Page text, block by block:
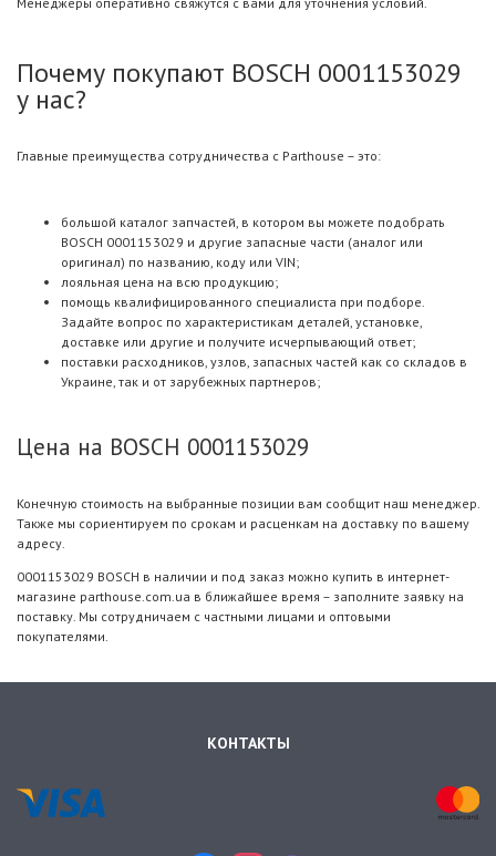
Почему покупают BOSCH 0001153029
у нас?
Главные преимущества сотрудничества с Parthouse – это:
большой каталог запчастей, в котором вы можете подобрать
BOSCH 0001153029 и другие запасные части (аналог или
оригинал) по названию, коду или VIN;
лояльная цена на всю продукцию;
помощь квалифицированного специалиста при подборе.
Задайте вопрос по характеристикам деталей, установке,
доставке или другие и получите исчерпывающий ответ;
поставки расходников, узлов, запасных частей как со складов в
Украине, так и от зарубежных партнеров;
Цена на BOSCH 0001153029
Конечную стоимость на выбранные позиции вам сообщит наш менеджер.
Также мы сориентируем по срокам и расценкам на доставку по вашему
адресу.
0001153029 BOSCH в наличии и под заказ можно купить в интернет-
магазине parthouse.com.ua в ближайшее время – заполните заявку на
поставку. Мы сотрудничаем с частными лицами и оптовыми
покупателями.
КОНТАКТЫ